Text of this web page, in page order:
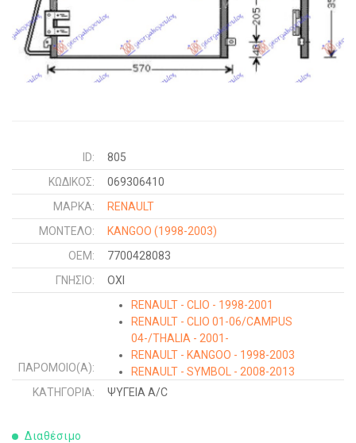
ID:
805
ΚΩΔΙΚΌΣ:
069306410
ΜΑΡΚΑ:
RENAULT
ΜΟΝΤΕΛΟ:
KANGOO (1998-2003)
OEM:
7700428083
ΓΝΉΣΙΟ:
ΟΧΙ
ΠΑΡΌΜΟΙΟ(Α):
RENAULT - CLIO - 1998-2001
RENAULT - CLIO 01-06/CAMPUS
04-/THALIA - 2001-
RENAULT - KANGOO - 1998-2003
RENAULT - SYMBOL - 2008-2013
NISSAN - KUBISTAR - 2003-2009
ΚΑΤΗΓΟΡΊΑ: ΨΥΓΕΙΑ A/C
Διαθέσιμο